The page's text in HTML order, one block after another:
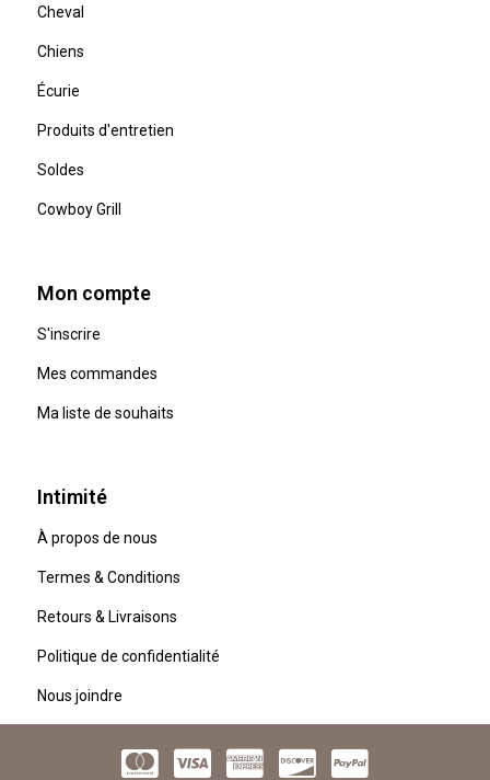
Cheval
Chiens
Écurie
Produits d'entretien
Soldes
Cowboy Grill
Mon compte
S'inscrire
Mes commandes
Ma liste de souhaits
Intimité
À propos de nous
Termes & Conditions
Retours & Livraisons
Politique de confidentialité
Nous joindre